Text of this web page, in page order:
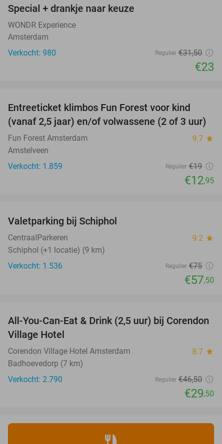
Special + drankje naar keuze
WONDR Experience
Amsterdam
Verkocht: 980
Regulier €31,50
€23
Entreeticket klimbos Fun Forest voor kind
(vanaf 2,5 jaar) en/of volwassene (2 of 3 uur)
Fun Forest Amsterdam 9.7 star
Amstelveen
Verkocht: 1.859
Regulier €19
€12,95
Valetparking bij Schiphol
CentraalParkeren 9.2 star
Schiphol (+1 locatie) (9 km)
Verkocht: 1.536
Regulier €75
€57,50
37%
All-You-Can-Eat & Drink (2,5 uur) bij Corendon
Village Hotel
Corendon Village Hotel Amsterdam 8.7 star
Badhoevedorp (7 km)
Verkocht: 2.790
Regulier €46,50
€29,50